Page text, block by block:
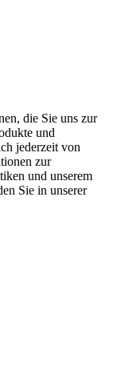
die Sie uns zur
und
jederzeit von
zur
und unserem
Sie in unserer